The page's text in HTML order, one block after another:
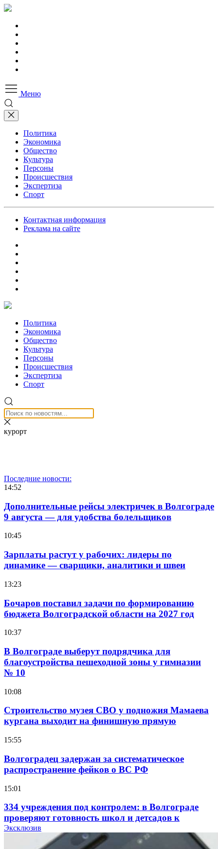
Меню
Политика
Экономика
Общество
Культура
Персоны
Происшествия
Экспертиза
Спорт
Контактная информация
Реклама на сайте
Политика
Экономика
Общество
Культура
Персоны
Происшествия
Экспертиза
Спорт
курорт
Последние новости:
14:52
Дополнительные рейсы электричек в Волгограде
9 августа — для удобства болельщиков
10:45
Зарплаты растут у рабочих: лидеры по
динамике — сварщики, аналитики и швеи
13:23
Бочаров поставил задачи по формированию
бюджета Волгоградской области на 2027 год
10:37
В Волгограде выберут подрядчика для
благоустройства пешеходной зоны у гимназии
№ 10
10:08
Строительство музея СВО у подножия Мамаева
кургана выходит на финишную прямую
15:55
Волгоградец задержан за систематическое
распространение фейков о ВС РФ
15:01
334 учреждения под контролем: в Волгограде
проверяют готовность школ и детсадов к
учебному году
Эксклюзив